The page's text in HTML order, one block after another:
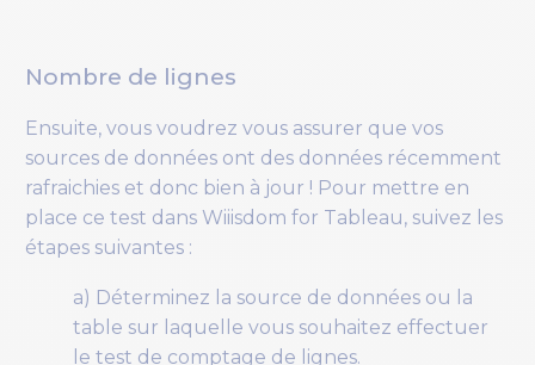
Nombre de lignes
Ensuite, vous voudrez vous assurer que vos
sources de données ont des données récemment
rafraichies et donc bien à jour ! Pour mettre en
place ce test dans Wiiisdom for Tableau, suivez les
étapes suivantes :
a) Déterminez la source de données ou la
table sur laquelle vous souhaitez effectuer
le test de comptage de lignes.